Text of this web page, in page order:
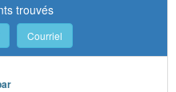
trouvés
Courriel